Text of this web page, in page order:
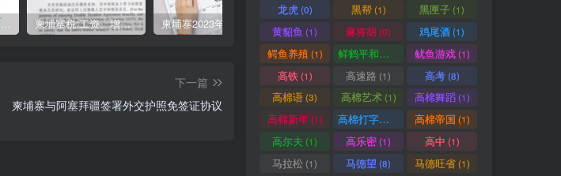
柬埔寨首都金边市各区与分区名称分布 柬埔寨税:工资、增值、预扣、利润、专利、产业、注册税
下一篇
柬埔寨与阿塞拜疆签署外交护照免签证协议
龙虎(0) 黑帮(1) 黑匣子 (1)
黄貂鱼 (1) 麻将胡 (0) 鸡尾酒(1)
鳄鱼养殖(1) 鲜鹤平和赏 鱿鱼游戏(1)
高铁(1) 高速路 (1) 高考(8)
高棉语(3) 高棉艺术(1) 高棉舞蹈(1)
高棉新年(1) 高棉打字机 高棉帝国 (1)
高尔夫 (1) 高乐密(1) 高中 (1)
马拉松 (1) 马德望 (8) 马德旺省(1)